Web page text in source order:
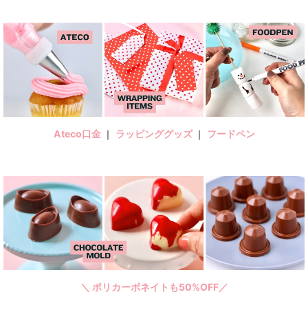
Ateco口金 ｜ ラッピンググッズ ｜ フードペン
＼ ポリカーボネイトも50%OFF／